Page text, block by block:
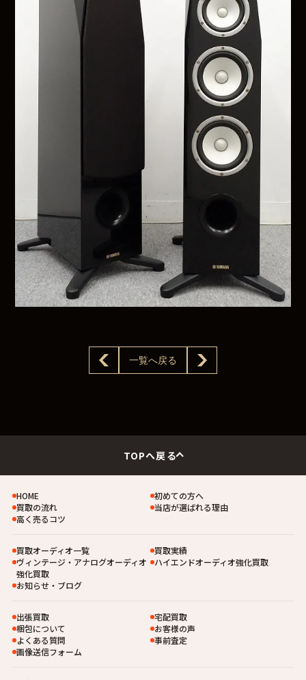
一覧へ戻る
TOPへ戻る
HOME
初めての方へ
買取の流れ
当店が選ばれる理由
高く売るコツ
買取オーディオ一覧
買取実績
ヴィンテージ・アナログオーディオ
強化買取
ハイエンドオーディオ強化買取
お知らせ・ブログ
出張買取
宅配買取
梱包について
お客様の声
よくある質問
事前査定
画像送信フォーム